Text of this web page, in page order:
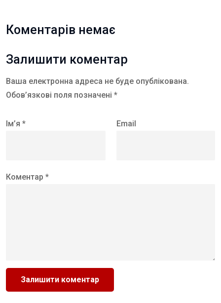
Коментарів немає
Залишити коментар
Ваша електронна адреса не буде опублікована.
Обов’язкові поля позначені *
Ім’я * Email
Коментар *